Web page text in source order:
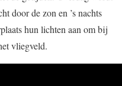
door de zon en ’s nachts
hun lichten aan om bij
vliegveld.